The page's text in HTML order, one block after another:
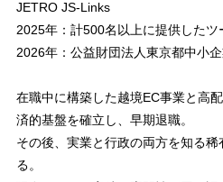
JETRO JS-Links
2025年：計500名以上に提供したツ
2026年：公益財団法人東京都中小
在職中に構築した越境EC事業と高
済的基盤を確立し、早期退職。
その後、実業と行政の両方を知る
る。